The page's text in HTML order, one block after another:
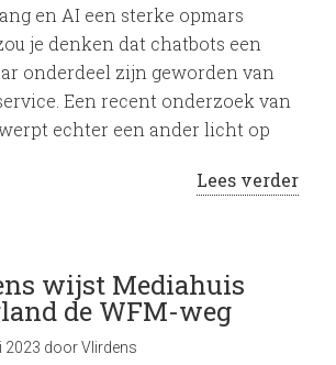
en AI een sterke opmars
je denken dat chatbots een
onderdeel zijn geworden van
Een recent onderzoek van
echter een ander licht op
Lees verder
wijst Mediahuis
de WFM-weg
2023 doorVlirdens